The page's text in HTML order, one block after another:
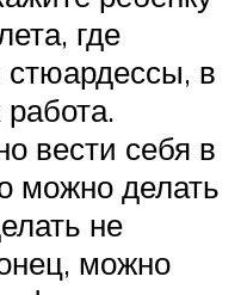
где
стюардессы, в
вести себя в
можно делать
не
можно